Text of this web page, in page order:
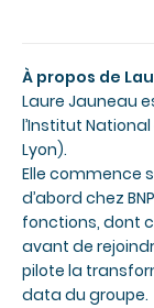
À propos de
Laure Jauneau
l’Institut
Lyon).
Elle commence
d’abord chez
fonctions, dont
avant de
pilote la
data du groupe.